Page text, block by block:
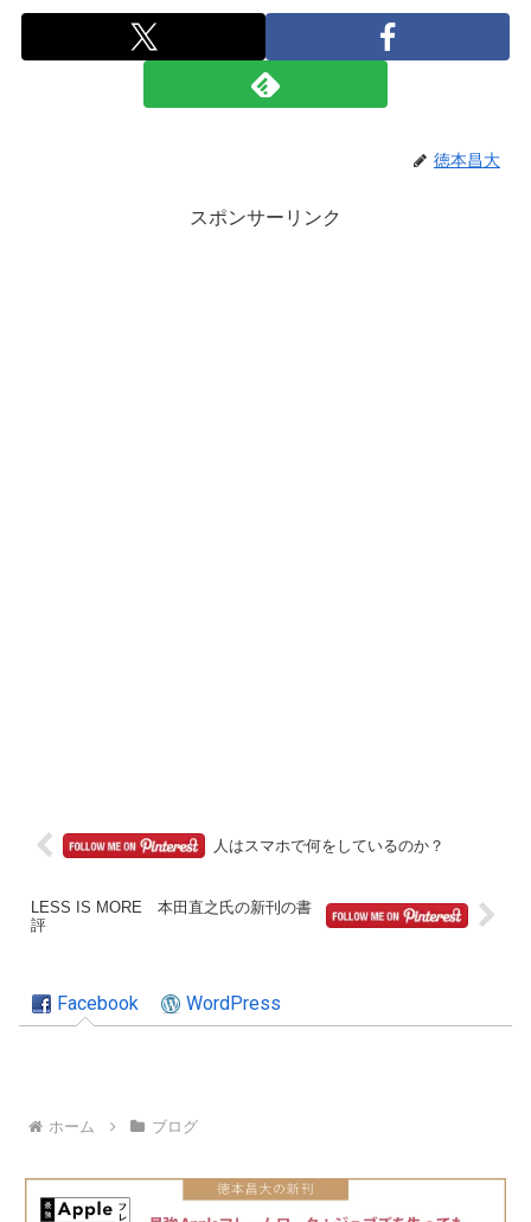
徳本昌大
スポンサーリンク
人はスマホで何をしているのか？
LESS IS MORE 本田直之氏の新刊の書
評
Facebook WordPress
ホーム ブログ